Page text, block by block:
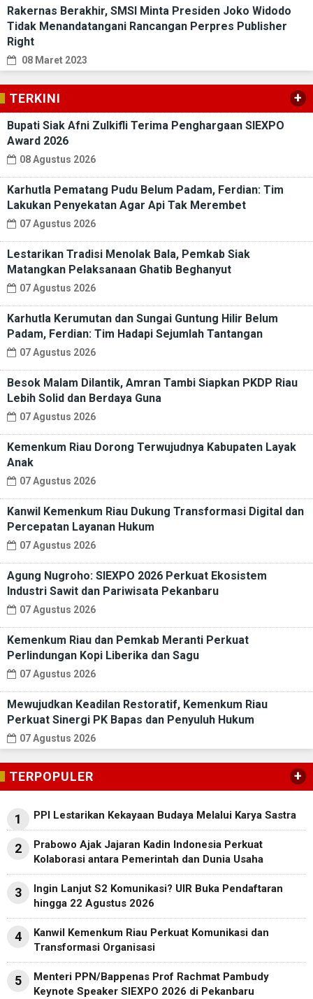
Rakernas Berakhir, SMSI Minta Presiden Joko Widodo
Tidak Menandatangani Rancangan Perpres Publisher
Right
08 Maret 2023
TERKINI +
Bupati Siak Afni Zulkifli Terima Penghargaan SIEXPO
Award 2026
08 Agustus 2026
Karhutla Pematang Pudu Belum Padam, Ferdian: Tim
Lakukan Penyekatan Agar Api Tak Merembet
07 Agustus 2026
Lestarikan Tradisi Menolak Bala, Pemkab Siak
Matangkan Pelaksanaan Ghatib Beghanyut
07 Agustus 2026
Karhutla Kerumutan dan Sungai Guntung Hilir Belum
Padam, Ferdian: Tim Hadapi Sejumlah Tantangan
07 Agustus 2026
Besok Malam Dilantik, Amran Tambi Siapkan PKDP Riau
Lebih Solid dan Berdaya Guna
07 Agustus 2026
Kemenkum Riau Dorong Terwujudnya Kabupaten Layak
Anak
07 Agustus 2026
Kanwil Kemenkum Riau Dukung Transformasi Digital dan
Percepatan Layanan Hukum
07 Agustus 2026
Agung Nugroho: SIEXPO 2026 Perkuat Ekosistem
Industri Sawit dan Pariwisata Pekanbaru
07 Agustus 2026
Kemenkum Riau dan Pemkab Meranti Perkuat
Perlindungan Kopi Liberika dan Sagu
07 Agustus 2026
Mewujudkan Keadilan Restoratif, Kemenkum Riau
Perkuat Sinergi PK Bapas dan Penyuluh Hukum
07 Agustus 2026
TERPOPULER +
1 PPI Lestarikan Kekayaan Budaya Melalui Karya Sastra
2
Prabowo Ajak Jajaran Kadin Indonesia Perkuat
Kolaborasi antara Pemerintah dan Dunia Usaha
3
Ingin Lanjut S2 Komunikasi? UIR Buka Pendaftaran
hingga 22 Agustus 2026
4
Kanwil Kemenkum Riau Perkuat Komunikasi dan
Transformasi Organisasi
5
Menteri PPN/Bappenas Prof Rachmat Pambudy
Keynote Speaker SIEXPO 2026 di Pekanbaru